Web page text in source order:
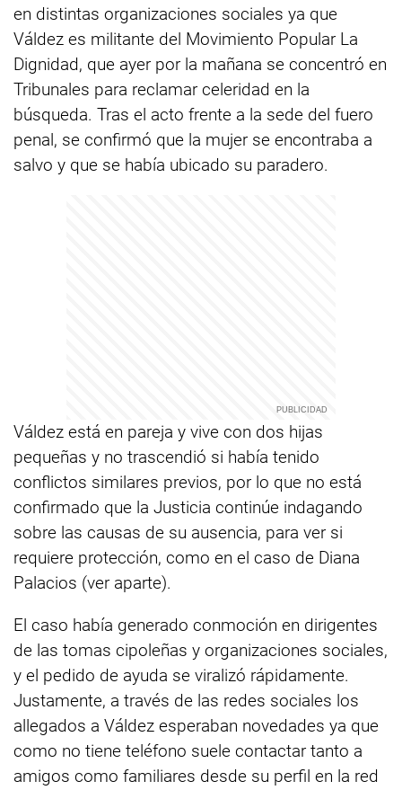
en distintas organizaciones sociales ya que
Váldez es militante del Movimiento Popular La
Dignidad, que ayer por la mañana se concentró en
Tribunales para reclamar celeridad en la
búsqueda. Tras el acto frente a la sede del fuero
penal, se confirmó que la mujer se encontraba a
salvo y que se había ubicado su paradero.
Váldez está en pareja y vive con dos hijas
pequeñas y no trascendió si había tenido
conflictos similares previos, por lo que no está
confirmado que la Justicia continúe indagando
sobre las causas de su ausencia, para ver si
requiere protección, como en el caso de Diana
Palacios (ver aparte).
El caso había generado conmoción en dirigentes
de las tomas cipoleñas y organizaciones sociales,
y el pedido de ayuda se viralizó rápidamente.
Justamente, a través de las redes sociales los
allegados a Váldez esperaban novedades ya que
como no tiene teléfono suele contactar tanto a
amigos como familiares desde su perfil en la red